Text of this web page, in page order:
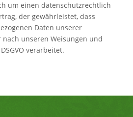
um einen datenschutzrechtlich
der gewährleistet, dass
Daten unserer
unseren Weisungen und
verarbeitet.